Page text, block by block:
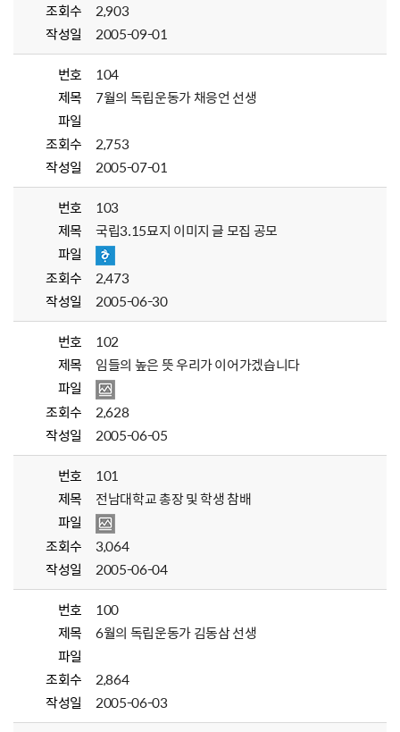
조회수
2,903
작성일
2005-09-01
번호
104
제목
7월의 독립운동가 채응언 선생
파일
조회수
2,753
작성일
2005-07-01
번호
103
제목
국립3.15묘지 이미지 글 모집 공모
파일
조회수
2,473
작성일
2005-06-30
번호
102
제목
임들의 높은 뜻 우리가 이어가겠습니다
파일
조회수
2,628
작성일
2005-06-05
번호
101
제목
전남대학교 총장 및 학생 참배
파일
조회수
3,064
작성일
2005-06-04
번호
100
제목
6월의 독립운동가 김동삼 선생
파일
조회수
2,864
작성일
2005-06-03